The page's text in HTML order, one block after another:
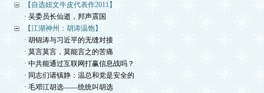
【自选妞文牛皮代表作2011】
· 吴委员长仙逝，邦声震国
【江湖神州：胡涛温饱】
· 胡锦涛与习近平的无缝对接
· 莫言莫言，莫能言之的苦痛
· 中共能通过互联网打赢信息战吗？
· 同志们请镇静：温总和党是安全的
· 毛邓江胡选——统统叫胡选